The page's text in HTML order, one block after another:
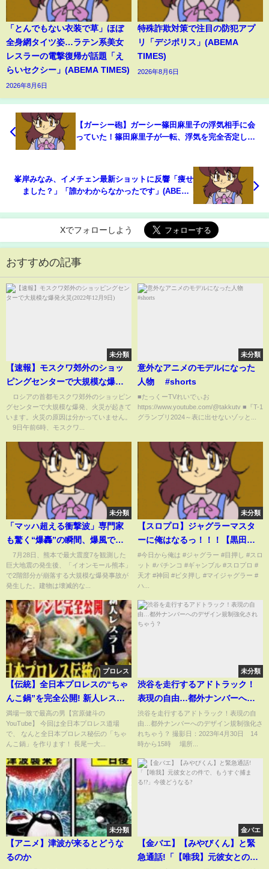
「とんでもない衣装で草」ほぼ
全身網タイツ姿…ラテン系美女
レスラーの電撃復帰が話題「え
らいセクシー」(ABEMA TIMES)
2026年8月6日
特殊詐欺対策で注目の防犯アプ
リ「デジポリス」(ABEMA
TIMES)
2026年8月6日
【ガーシー砲】ガーシー篠田麻里子の浮気相手に会
っていた！篠田麻里子が一転、浮気を完全否定し始
っ！ (TTMつよし
峯岸みなみ、イメチェン最新ショットに反響「痩せ
ました？」「誰かわからなかったです」(ABEMA
Xでフォローしよう
おすすめの記事
未分類
【速報】モスクワ郊外のショッ
ピングセンターで大規模な爆発
火災(2022年12月9日)
ロシアの首都モスクワ郊外のショッピン
グセンターで大規模な爆発、火災が起きて
います。火災の原因は分かっていません。
9日午前6時、モスクワ...
未分類
意外なアニメのモデルになった
人物 #shorts
■たっくーTVれいでぃお
https://www.youtube.com/@takkutv ■『T-1
グランプリ2024～表に出せないゾッと...
未分類
「マッハ超える衝撃波」専門家
も驚く“爆轟”の瞬間、爆風で破
壊されたフロア内部の様子も
「非常に奇異な現象」なぜ発
生？夏ならではの“特有の事
7月28日、熊本で最大震度7を観測した
巨大地震の発生後、「イオンモール熊本」
で2階部分が崩落する大規模な爆発事故が
発生した。建物は壊滅的な...
未分類
【スロプロ】ジャグラーマスタ
ーに俺はなるっ！！！【黒田と
いう男】#1
#今日から俺は #ジャグラー #目押し #スロ
ット #パチンコ #ギャンブル #スロプロ #
天才 #神回 #ビタ押し #マイジャグラー #
ハ...
プロレス
【伝統】全日本プロレスの“ちゃ
んこ鍋”を完全公開! 新人レスラ
ーが作り方を一から教えます!
【飯テロ】#117
満場一致で最高の男【宮原健斗の
YouTube】 今回は全日本プロレス道場
で、 なんと全日本プロレス秘伝の「ちゃ
んこ鍋」を作ります！ 長尾一大...
未分類
渋谷を走行するアドトラック！
表現の自由…都外ナンバーへの
デザイン規制強化されちゃう？
渋谷を走行するアドトラック！表現の自
由…都外ナンバーへのデザイン規制強化さ
れちゃう？ 撮影日：2023年4月30日 14
時から15時 場所...
未分類
【アニメ】津波が来るとどうな
るのか
金バエ
【金バエ】【みやびくん】と緊
急通話!「【唯我】元彼女との件